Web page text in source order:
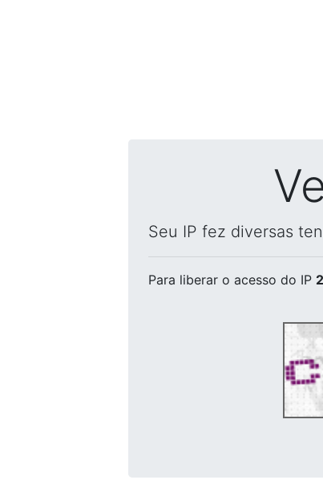
Seu IP fez diversas
Para liberar o acesso do IP